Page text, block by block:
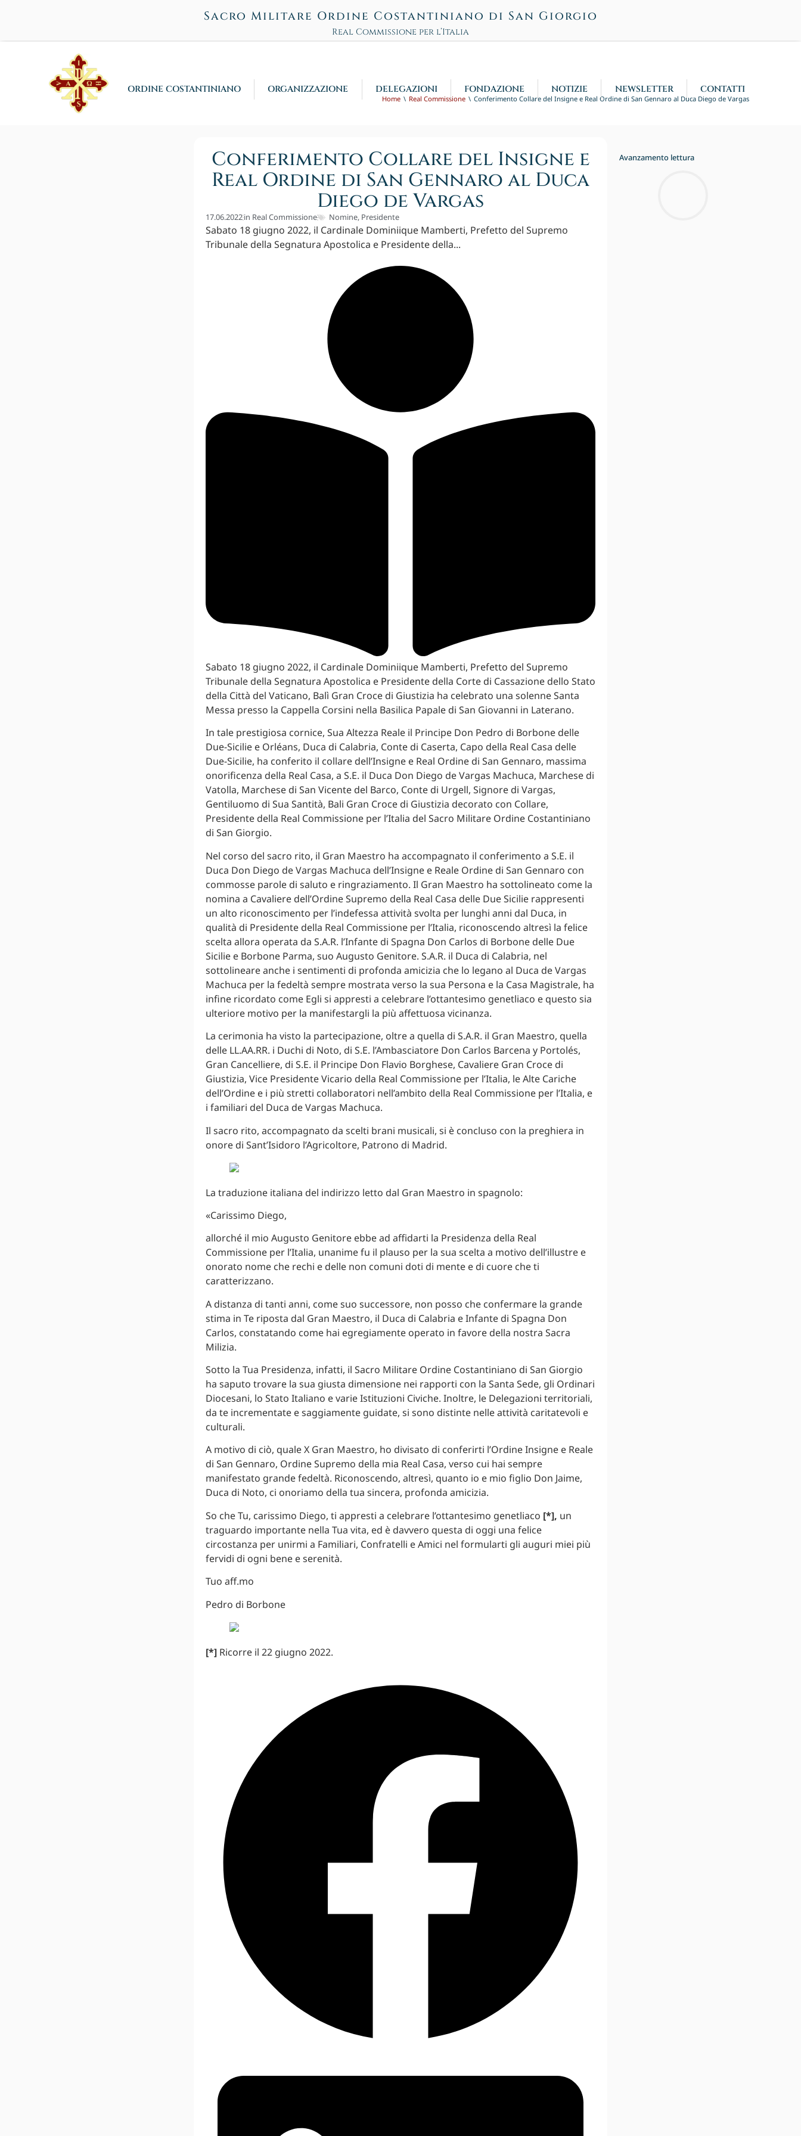
Sacro Militare Ordine Costantiniano di San Giorgio
Real Commissione per l’Italia
ORDINE COSTANTINIANO ORGANIZZAZIONE DELEGAZIONI FONDAZIONE NOTIZIE NEWSLETTER CONTATTI
Home Real Commissione Conferimento Collare del Insigne e Real Ordine di San Gennaro al Duca Diego de Vargas
Conferimento Collare del Insigne e
Real Ordine di San Gennaro al Duca
Diego de Vargas
17.06.2022in Real Commissione Nomine, Presidente
Sabato 18 giugno 2022, il Cardinale Dominiique Mamberti, Prefetto del Supremo
Tribunale della Segnatura Apostolica e Presidente della...
Sabato 18 giugno 2022, il Cardinale Dominiique Mamberti, Prefetto del Supremo
Tribunale della Segnatura Apostolica e Presidente della Corte di Cassazione dello Stato
della Città del Vaticano, Balì Gran Croce di Giustizia ha celebrato una solenne Santa
Messa presso la Cappella Corsini nella Basilica Papale di San Giovanni in Laterano.
In tale prestigiosa cornice, Sua Altezza Reale il Principe Don Pedro di Borbone delle
Due-Sicilie e Orléans, Duca di Calabria, Conte di Caserta, Capo della Real Casa delle
Due-Sicilie, ha conferito il collare dell’Insigne e Real Ordine di San Gennaro, massima
onorificenza della Real Casa, a S.E. il Duca Don Diego de Vargas Machuca, Marchese di
Vatolla, Marchese di San Vicente del Barco, Conte di Urgell, Signore di Vargas,
Gentiluomo di Sua Santità, Bali Gran Croce di Giustizia decorato con Collare,
Presidente della Real Commissione per l’Italia del Sacro Militare Ordine Costantiniano
di San Giorgio.
Nel corso del sacro rito, il Gran Maestro ha accompagnato il conferimento a S.E. il
Duca Don Diego de Vargas Machuca dell’Insigne e Reale Ordine di San Gennaro con
commosse parole di saluto e ringraziamento. Il Gran Maestro ha sottolineato come la
nomina a Cavaliere dell’Ordine Supremo della Real Casa delle Due Sicilie rappresenti
un alto riconoscimento per l’indefessa attività svolta per lunghi anni dal Duca, in
qualità di Presidente della Real Commissione per l’Italia, riconoscendo altresì la felice
scelta allora operata da S.A.R. l’Infante di Spagna Don Carlos di Borbone delle Due
Sicilie e Borbone Parma, suo Augusto Genitore. S.A.R. il Duca di Calabria, nel
sottolineare anche i sentimenti di profonda amicizia che lo legano al Duca de Vargas
Machuca per la fedeltà sempre mostrata verso la sua Persona e la Casa Magistrale, ha
infine ricordato come Egli si appresti a celebrare l’ottantesimo genetliaco e questo sia
ulteriore motivo per la manifestargli la più affettuosa vicinanza.
La cerimonia ha visto la partecipazione, oltre a quella di S.A.R. il Gran Maestro, quella
delle LL.AA.RR. i Duchi di Noto, di S.E. l’Ambasciatore Don Carlos Barcena y Portolés,
Gran Cancelliere, di S.E. il Principe Don Flavio Borghese, Cavaliere Gran Croce di
Giustizia, Vice Presidente Vicario della Real Commissione per l’Italia, le Alte Cariche
dell’Ordine e i più stretti collaboratori nell’ambito della Real Commissione per l’Italia, e
i familiari del Duca de Vargas Machuca.
Il sacro rito, accompagnato da scelti brani musicali, si è concluso con la preghiera in
onore di Sant’Isidoro l’Agricoltore, Patrono di Madrid.
La traduzione italiana del indirizzo letto dal Gran Maestro in spagnolo:
«Carissimo Diego,
allorché il mio Augusto Genitore ebbe ad affidarti la Presidenza della Real
Commissione per l’Italia, unanime fu il plauso per la sua scelta a motivo dell’illustre e
onorato nome che rechi e delle non comuni doti di mente e di cuore che ti
caratterizzano.
A distanza di tanti anni, come suo successore, non posso che confermare la grande
stima in Te riposta dal Gran Maestro, il Duca di Calabria e Infante di Spagna Don
Carlos, constatando come hai egregiamente operato in favore della nostra Sacra
Milizia.
Sotto la Tua Presidenza, infatti, il Sacro Militare Ordine Costantiniano di San Giorgio
ha saputo trovare la sua giusta dimensione nei rapporti con la Santa Sede, gli Ordinari
Diocesani, lo Stato Italiano e varie Istituzioni Civiche. Inoltre, le Delegazioni territoriali,
da te incrementate e saggiamente guidate, si sono distinte nelle attività caritatevoli e
culturali.
A motivo di ciò, quale X Gran Maestro, ho divisato di conferirti l’Ordine Insigne e Reale
di San Gennaro, Ordine Supremo della mia Real Casa, verso cui hai sempre
manifestato grande fedeltà. Riconoscendo, altresì, quanto io e mio figlio Don Jaime,
Duca di Noto, ci onoriamo della tua sincera, profonda amicizia.
So che Tu, carissimo Diego, ti appresti a celebrare l’ottantesimo genetliaco [*], un
traguardo importante nella Tua vita, ed è davvero questa di oggi una felice
circostanza per unirmi a Familiari, Confratelli e Amici nel formularti gli auguri miei più
fervidi di ogni bene e serenità.
Tuo aff.mo
Pedro di Borbone
[*]Ricorre il 22 giugno 2022.
Avanzamento lettura